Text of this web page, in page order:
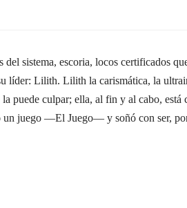
sistema, escoria, locos certificados
líder: Lilith. Lilith la carismática, la
puede culpar; ella, al fin y al cabo, está
un juego —El Juego— y soñó con ser,